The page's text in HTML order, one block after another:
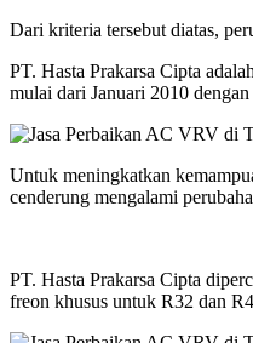
Dari kriteria tersebut diatas,
PT. Hasta Prakarsa Cipta
mulai dari Januari 2010
Untuk meningkatkan
cenderung mengalami
PT. Hasta Prakarsa Cipta
freon khusus untuk R32 dan